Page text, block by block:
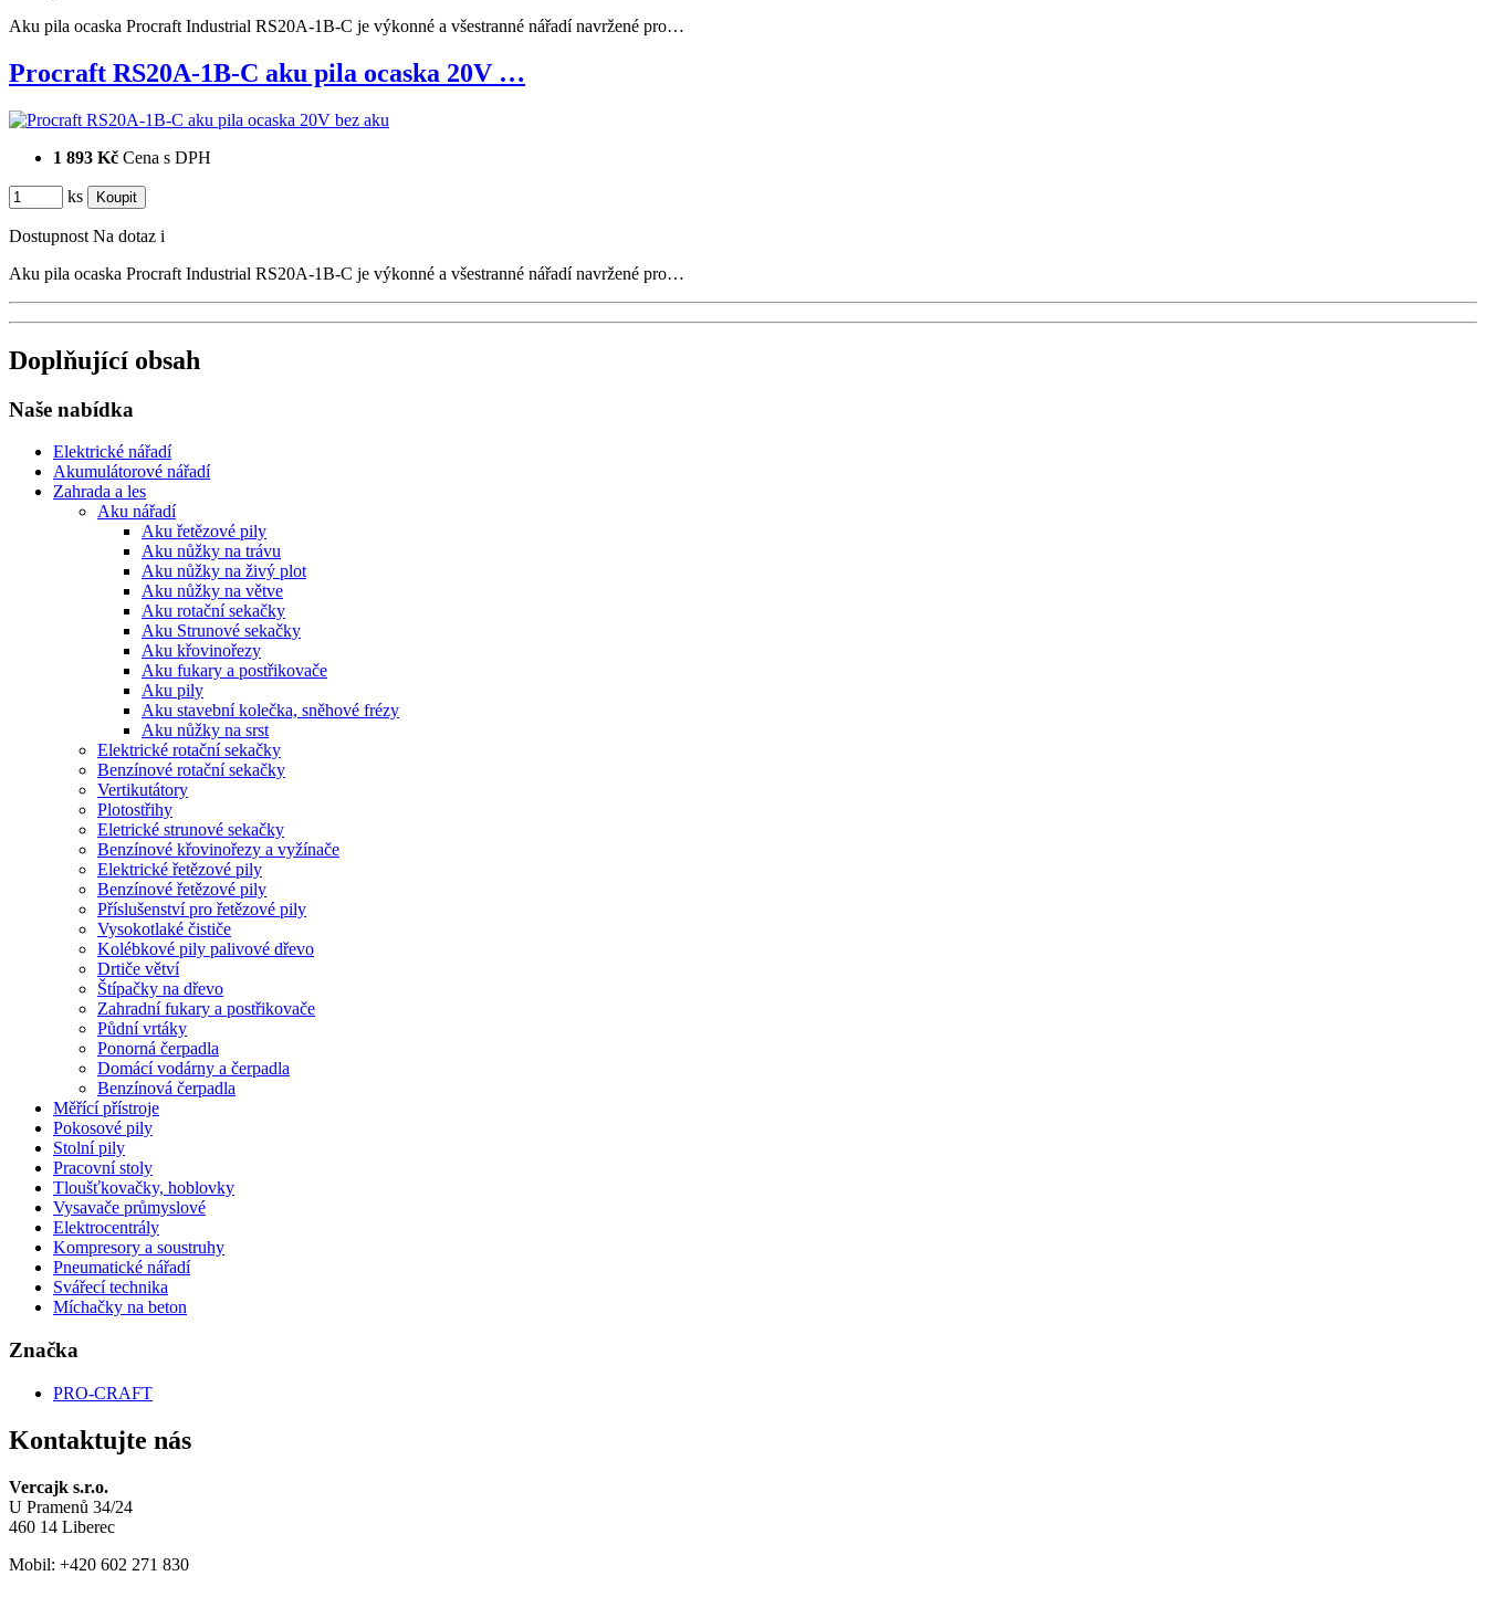
Aku pila ocaska Procraft Industrial RS20A-1B-C je výkonné a všestranné nářadí navržené pro…
Procraft RS20A-1B-C aku pila ocaska 20V …
1 893 Kč Cena s DPH
ks
Dostupnost Na dotaz i
Aku pila ocaska Procraft Industrial RS20A-1B-C je výkonné a všestranné nářadí navržené pro…
Doplňující obsah
Naše nabídka
Elektrické nářadí
Akumulátorové nářadí
Zahrada a les
Aku nářadí
Aku řetězové pily
Aku nůžky na trávu
Aku nůžky na živý plot
Aku nůžky na větve
Aku rotační sekačky
Aku Strunové sekačky
Aku křovinořezy
Aku fukary a postřikovače
Aku pily
Aku stavební kolečka, sněhové frézy
Aku nůžky na srst
Elektrické rotační sekačky
Benzínové rotační sekačky
Vertikutátory
Plotostřihy
Eletrické strunové sekačky
Benzínové křovinořezy a vyžínače
Elektrické řetězové pily
Benzínové řetězové pily
Příslušenství pro řetězové pily
Vysokotlaké čističe
Kolébkové pily palivové dřevo
Drtiče větví
Štípačky na dřevo
Zahradní fukary a postřikovače
Půdní vrtáky
Ponorná čerpadla
Domácí vodárny a čerpadla
Benzínová čerpadla
Měřící přístroje
Pokosové pily
Stolní pily
Pracovní stoly
Tloušťkovačky, hoblovky
Vysavače průmyslové
Elektrocentrály
Kompresory a soustruhy
Pneumatické nářadí
Svářecí technika
Míchačky na beton
Značka
PRO-CRAFT
Kontaktujte nás
Vercajk s.r.o.
U Pramenů 34/24
460 14 Liberec
Mobil: +420 602 271 830